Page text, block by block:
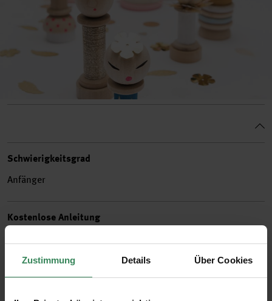
Zustimmung Details Über Cookies
Schwierigkeitsgrad
Anfänger
Kostenlose Anleitung
2. Mit der Heißklebepistole die Einzelteile aufeinander